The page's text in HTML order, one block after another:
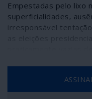
Empestadas pelo lixo
superficialidades,
irresponsável